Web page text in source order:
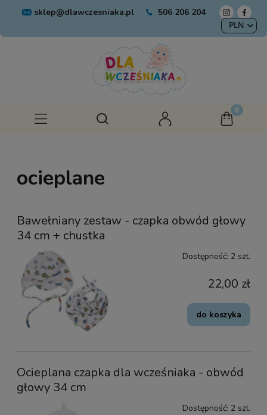
sklep@dlawczesniaka.pl 506 206 204
ocieplane
Bawełniany zestaw - czapka obwód głowy
34 cm + chustka
Dostępność: 2 szt.
22,00 zł
do koszyka
Ocieplana czapka dla wcześniaka - obwód
głowy 34 cm
Dostępność: 2 szt.